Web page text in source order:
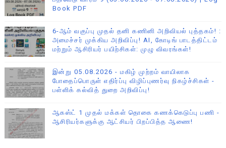
Book PDF
6-ஆம் வகுப்பு முதல் தனி கணினி அறிவியல் புத்தகம்! :
அமைச்சர் முக்கிய அறிவிப்பு! AI, கோடிங் பாடத்திட்டம்
மற்றும் ஆசிரியர் பயிற்சிகள்: முழு விவரங்கள்!
இன்று 05.08.2026 - மகிழ் முற்றம் வாயிலாக
போதைப்பொருள் எதிர்ப்பு விழிப்புணர்வு நிகழ்ச்சிகள் -
பள்ளிக் கல்வித் துறை அறிவிப்பு!
ஆகஸ்ட் 1 முதல் மக்கள் தொகை கணக்கெடுப்பு பணி -
ஆசிரியர்களுக்கு ஆட்சியர் பிறப்பித்த ஆணை!